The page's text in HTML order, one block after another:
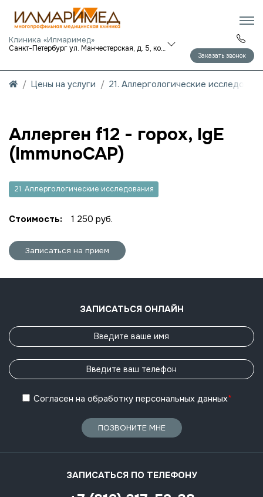
Клиника «Илмаримед»
Санкт-Петербург ул. Манчестерская, д. 5, корп. 1
Заказать звонок
Цены на услуги 21. Аллергологические
Аллерген f12 - горох, IgE
(ImmunoCAP)
21. Аллергологические исследования
Стоимость: 1 250 руб.
Записаться на прием
ЗАПИСАТЬСЯ ОНЛАЙН
Согласен на обработку персональных данных*
ПОЗВОНИТЕ МНЕ
ЗАПИСАТЬСЯ ПО ТЕЛЕФОНУ